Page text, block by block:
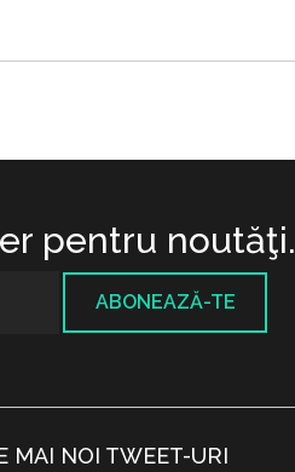
pentru noutăţi.
ABONEAZĂ-TE
MAI NOI TWEET-URI